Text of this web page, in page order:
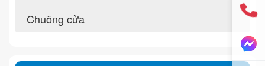
Chuông cửa